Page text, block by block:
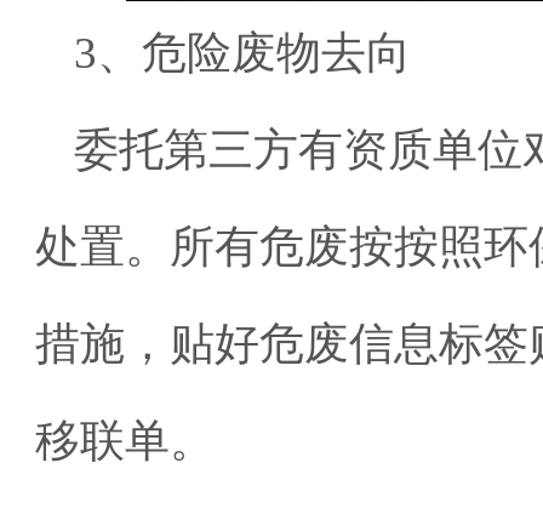
3、危险废物去向
委托第三方有资质单位
处置。所有危废按按照
措施，贴好危废信息标
移联单。